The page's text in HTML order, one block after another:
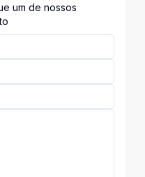
um de nossos